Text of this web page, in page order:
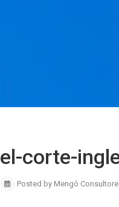
el-corte-
Posted by Mengó